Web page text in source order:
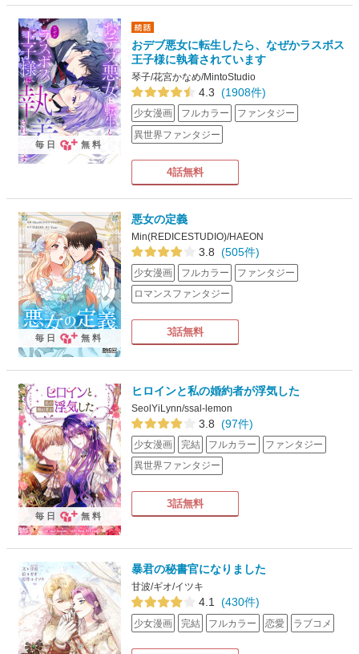
おデブ悪女に転生したら、なぜかラスボス
王子様に執着されています
琴子/花宮かなめ/MintoStudio
4.3 (1908件)
少女漫画 フルカラー
ファンタジー
異世界ファンタジー
4話無料
毎日 無料
悪女の定義
Min(REDICESTUDIO)/HAEON
3.8 (505件)
少女漫画 フルカラー
ファンタジー
ロマンスファンタジー
3話無料
毎日 無料
ヒロインと私の婚約者が浮気した
SeolYiLynn/ssal-lemon
3.8 (97件)
少女漫画 完結 フルカラー
ファンタジー
異世界ファンタジー
3話無料
毎日 無料
暴君の秘書官になりました
甘波/ギオ/イツキ
4.1 (430件)
少女漫画 完結 フルカラー 恋愛 ラブコメ